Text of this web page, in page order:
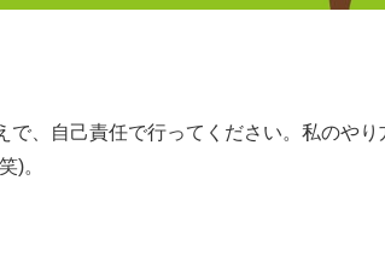
、自己責任で行ってください。私のやり
)。